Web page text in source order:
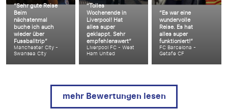
“Sehr gute Reise
Beim
nächstenmal
buche ich auch
wieder über
Fussballtrip”
Manchester City -
Swansea City
“Tolles
Wochenende in
Liverpool! Hat
alles super
geklappt. Sehr
empfehlenswert”
Liverpool FC - West
Ham United
“Es war eine
wundervolle
Reise. Es hat
alles super
funktioniert!”
FC Barcelona -
Getafe CF
mehr Bewertungen lesen